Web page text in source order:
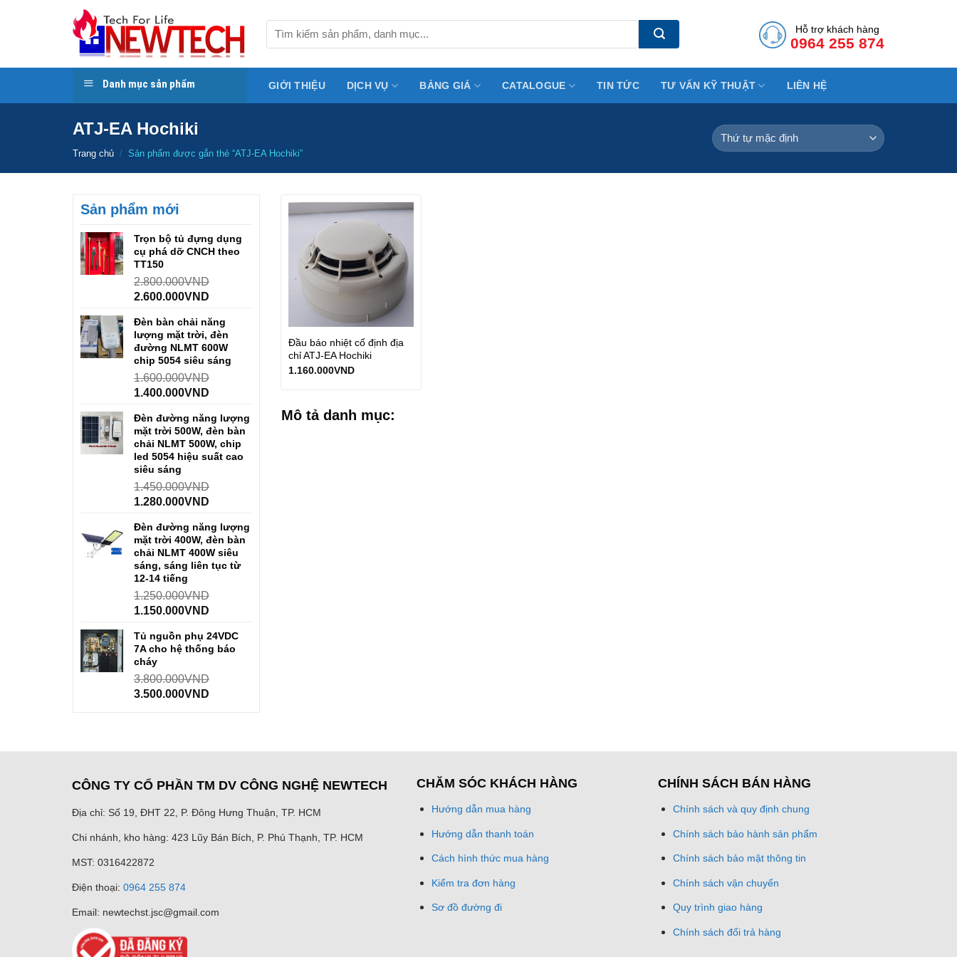
kiếm:
Hỗ trợ khách hàng
0964 255 874
Danh mục sản phẩm GIỚI THIỆU DỊCH VỤ BẢNG GIÁ CATALOGUE TIN TỨC TƯ VẤN KỸ THUẬT LIÊN HỆ
ATJ-EA Hochiki
Trang chủ / Sản phẩm được gắn thẻ “ATJ-EA Hochiki”
Sản phẩm mới
Trọn bộ tủ đựng dụng
cụ phá dỡ CNCH theo
TT150
2.800.000VND
2.600.000VND
Đèn bàn chải năng
lượng mặt trời, đèn
đường NLMT 600W
chip 5054 siêu sáng
1.600.000VND
1.400.000VND
Đèn đường năng lượng
mặt trời 500W, đèn bàn
chải NLMT 500W, chip
led 5054 hiệu suất cao
siêu sáng
1.450.000VND
1.280.000VND
Đèn đường năng lượng
mặt trời 400W, đèn bàn
chải NLMT 400W siêu
sáng, sáng liên tục từ
12-14 tiếng
1.250.000VND
1.150.000VND
Tủ nguồn phụ 24VDC
7A cho hệ thống báo
cháy
3.800.000VND
3.500.000VND
Đầu báo nhiệt cố định địa
chỉ ATJ-EA Hochiki
1.160.000VND
Mô tả danh mục:
CÔNG TY CỔ PHẦN TM DV CÔNG NGHỆ NEWTECH
Địa chỉ: Số 19, ĐHT 22, P. Đông Hưng Thuận, TP. HCM
Chi nhánh, kho hàng: 423 Lũy Bán Bích, P. Phú Thạnh, TP. HCM
MST: 0316422872
Điện thoại: 0964 255 874
Email: newtechst.jsc@gmail.com
CHĂM SÓC KHÁCH HÀNG
Hướng dẫn mua hàng
Hướng dẫn thanh toán
Cách hình thức mua hàng
Kiểm tra đơn hàng
Sơ đồ đường đi
CHÍNH SÁCH BÁN HÀNG
Chính sách và quy định chung
Chính sách bảo hành sản phẩm
Chính sách bảo mật thông tin
Chính sách vận chuyển
Quy trình giao hàng
Chính sách đổi trả hàng